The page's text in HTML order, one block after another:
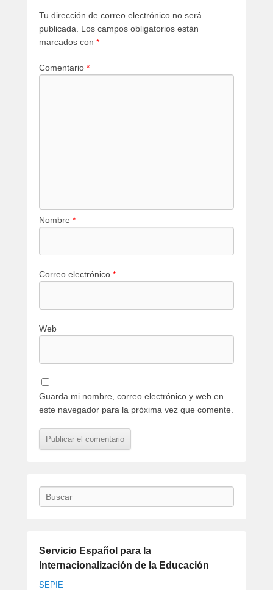
Tu dirección de correo electrónico no será
publicada.
Los campos obligatorios están
marcados con *
Comentario *
Nombre *
Correo electrónico *
Web
Guarda mi nombre, correo electrónico y web en
este navegador para la próxima vez que comente.
Buscar
Servicio Español para la
Internacionalización de la Educación
SEPIE